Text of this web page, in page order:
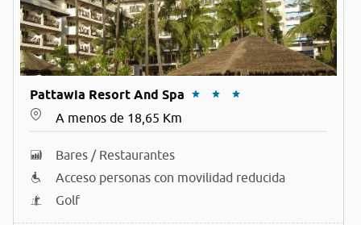
Pattawia Resort And Spa
A menos de 18,65 Km
Bares / Restaurantes
Acceso personas con movilidad reducida
Golf